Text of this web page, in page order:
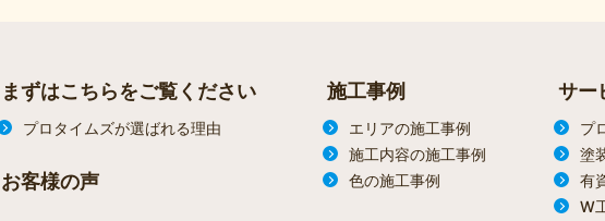
まずはこちらをご覧ください
プロタイムズが選ばれる理由
お客様の声
施工事例
エリアの施工事例
施工内容の施工事例
色の施工事例
サー
プ
塗
有
W